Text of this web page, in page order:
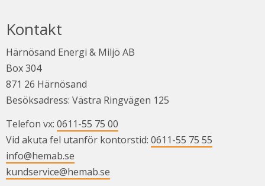
Kontakt
Härnösand Energi & Miljö AB
Box 304
871 26 Härnösand
Besöksadress: Västra Ringvägen 125
Telefon vx: 0611-55 75 00
Vid akuta fel utanför kontorstid: 0611-55 75 55
info@hemab.se
kundservice@hemab.se